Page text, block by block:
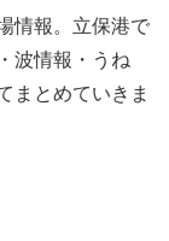
情報。立保港で
波情報・うね
まとめていきま